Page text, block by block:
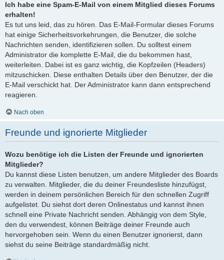
Ich habe eine Spam-E-Mail von einem Mitglied dieses Forums
erhalten!
Es tut uns leid, das zu hören. Das E-Mail-Formular dieses Forums
hat einige Sicherheitsvorkehrungen, die Benutzer, die solche
Nachrichten senden, identifizieren sollen. Du solltest einem
Administrator die komplette E-Mail, die du bekommen hast,
weiterleiten. Dabei ist es ganz wichtig, die Kopfzeilen (Headers)
mitzuschicken. Diese enthalten Details über den Benutzer, der die
E-Mail verschickt hat. Der Administrator kann dann entsprechend
reagieren.
Nach oben
Freunde und ignorierte Mitglieder
Wozu benötige ich die Listen der Freunde und ignorierten
Mitglieder?
Du kannst diese Listen benutzen, um andere Mitglieder des Boards
zu verwalten. Mitglieder, die du deiner Freundesliste hinzufügst,
werden in deinem persönlichen Bereich für den schnellen Zugriff
aufgelistet. Du siehst dort deren Onlinestatus und kannst ihnen
schnell eine Private Nachricht senden. Abhängig von dem Style,
den du verwendest, können Beiträge deiner Freunde auch
hervorgehoben sein. Wenn du einen Benutzer ignorierst, dann
siehst du seine Beiträge standardmäßig nicht.